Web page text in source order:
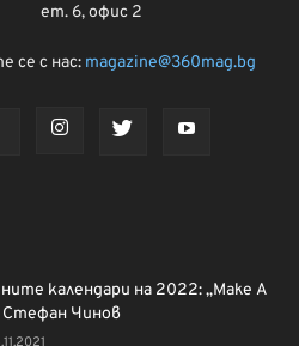
ет. 6, офис 2
се с нас: magazine@360mag.bg
календари на 2022: „Make A
Стефан Чинов